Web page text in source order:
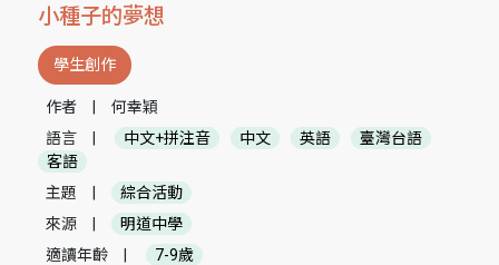
小種子的夢想
學生創作
作者
何幸穎
語言
中文+拼注音 中文 英語
臺灣台語
客語
主題
綜合活動
來源
明道中學
適讀年齡
7-9歲